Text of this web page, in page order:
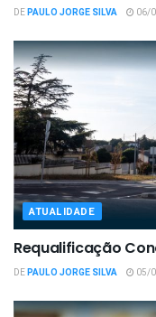
DEPAULO JORGE SILVA 06/
ATUALIDADE
Requalificação
DEPAULO JORGE SILVA 05/